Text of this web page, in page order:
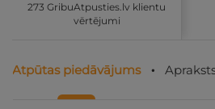
273 GribuAtpusties.lv klientu
vērtējumi
Atpūtas piedāvājums